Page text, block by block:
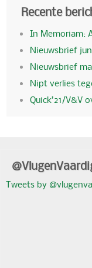
Recente
In Memoriam:
Nieuwsbrief
Nieuwsbrief
Nipt verlies
Quick’21/V&V
Tweets by